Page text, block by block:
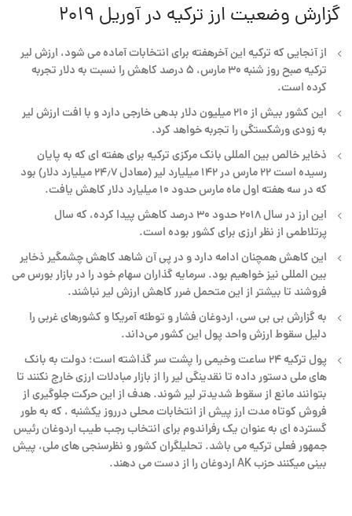
گزارش وضعیت ارز ترکیه در آوریل ۲۰۱۹
از آنجایی که ترکیه این آخرهفته برای انتخابات آماده می شود، ارزش لیر
ترکیه صبح روز شنبه ۳۰ مارس، ۵ درصد کاهش را نسبت به دلار تجربه
کرده است.
این کشور بیش از ۲۱۰ میلیون دلار بدهی خارجی دارد و با افت ارزش لیر
به زودی ورشکستگی را تجربه خواهد کرد.
ذخایر خالص بین المللی بانک مرکزی ترکیه برای هفته ای که به پایان
رسیده است ۲۲ مارس در ۱۴۲ میلیارد لیر (معادل ۲۴٫۷ میلیارد دلار) بود
که در سه هفته اول ماه مارس حدود ۱۰ میلیارد دلار کاهش یافت.
این ارز در سال ۲۰۱۸ حدود ۳۰ درصد کاهش پیدا کرده، که سال
پرتلاطمی از نظر ارزی برای کشور بوده است.
این کاهش همچنان ادامه دارد و در پی آن شاهد کاهش چشمگیر ذخایر
بین المللی نیز خواهیم بود. سرمایه گذاران سهام خود را در بازار بورس می
فروشند تا بیشتر از این متحمل ضرر کاهش ارزش لیر نباشند.
به گزارش بی بی سی، اردوغان فشار و توطئه آمریکا و کشورهای غربی را
دلیل سقوط ارزش واحد پول این کشور می‌داند.
پول ترکیه ۲۴ ساعت وخیمی را پشت سر گذاشته است؛ دولت به بانک
های ملی دستور داده تا نقدینگی لیر را از بازار مبادلات ارزی خارج نکنند تا
بتوانند مانع از سقوط شدیدتر لیر شوند. هدف از این حرکت جلوگیری از
فروش کوتاه مدت ارز پیش از انتخابات محلی درروز یکشنبه ، که به طور
گسترده ای به عنوان یک رفراندوم برای انتخاب رجب طیب اردوغان رئیس
جمهور فعلی ترکیه می باشد. تحلیلگران کشور و نظرسنجی های ملی، پیش
بینی میکنند حزب AK اردوغان را از دست می دهند.